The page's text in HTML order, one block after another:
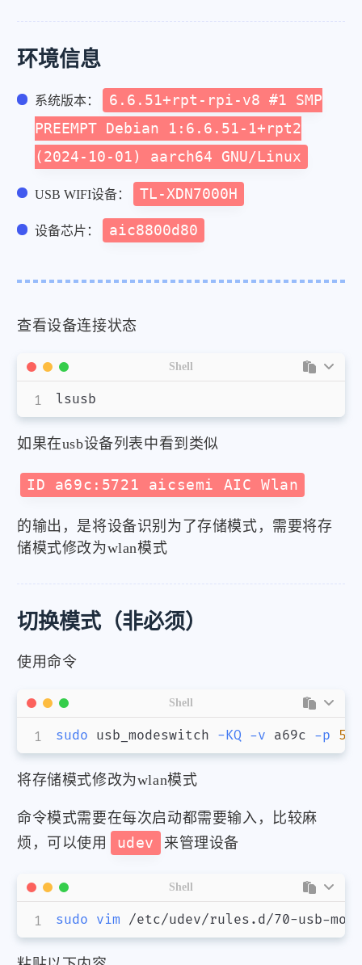
环境信息
系统版本：
6.6.51+rpt-rpi-v8 #1 SMP
PREEMPT Debian 1:6.6.51-1+rpt2
(2024-10-01) aarch64 GNU/Linux
USB WIFI设备： TL-XDN7000H
设备芯片： aic8800d80
查看设备连接状态
Shell
如果在usb设备列表中看到类似
ID a69c:5721 aicsemi AIC Wlan
的输出，是将设备识别为了存储模式，需要将存
储模式修改为wlan模式
切换模式（非必须）
使用命令
sudo usb_modeswitch -KQ -v a69c -p
Shell
将存储模式修改为wlan模式
命令模式需要在每次启动都需要输入，比较麻
烦，可以使用
udev 来管理设备
sudo vim
Shell